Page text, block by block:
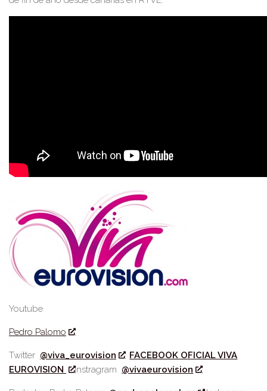
Youtube
Pedro Palomo
Twitter @viva_eurovision
FACEBOOK OFICIAL VIVA
EUROVISION
Instragram @vivaeurovision